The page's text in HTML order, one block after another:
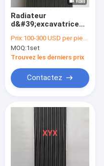
Radiateur
d&#39;excavatrice
Composant
construit avec
précision
Prix:100-300 USD per piece
MOQ:1set
Trouvez les derniers prix
Contactez